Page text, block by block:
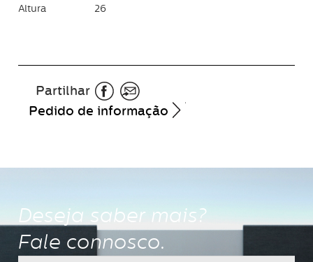
Altura 26
Partilhar
Pedido de informação
Deseja saber mais?
Fale connosco.